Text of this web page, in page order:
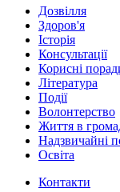
Дозвілля
Здоров'я
Історія
Консультації
Корисні
Література
Події
Волонтерство
Життя в
Надзвичайні
Освіта
Контакти